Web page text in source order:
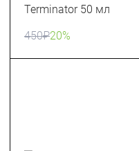
Terminator 50 мл
450₽20%